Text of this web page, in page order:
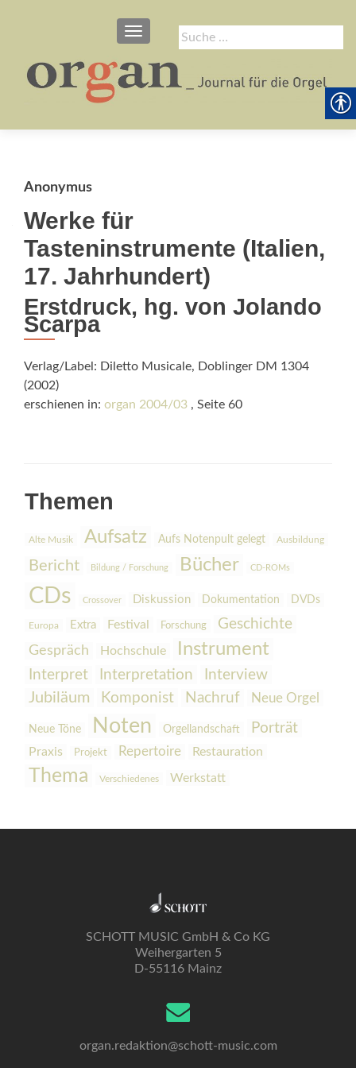
Suche
nach:
SCHALTE NAVIGATION
Anonymus
Werke für
Tasteninstrumente (Italien,
17. Jahrhundert)
Erstdruck, hg. von Jolando
Scarpa
Verlag/Label: Diletto Musicale, Doblinger DM 1304
(2002)
erschienen in: organ 2004/03 , Seite 60
Themen
Alte Musik Aufsatz Aufs Notenpult gelegt Ausbildung
Bericht Bildung / Forschung Bücher CD-ROMs
CDs Crossover Diskussion Dokumentation DVDs
Europa Extra Festival Forschung Geschichte
Gespräch Hochschule Instrument
Interpret Interpretation
Interview
Jubiläum
Komponist Nachruf Neue Orgel
Neue Töne Noten Orgellandschaft Porträt
Praxis Projekt Repertoire Restauration
Thema Verschiedenes Werkstatt
SCHOTT MUSIC GmbH & Co KG
Weihergarten 5
D-55116 Mainz
organ.redaktion@schott-music.com